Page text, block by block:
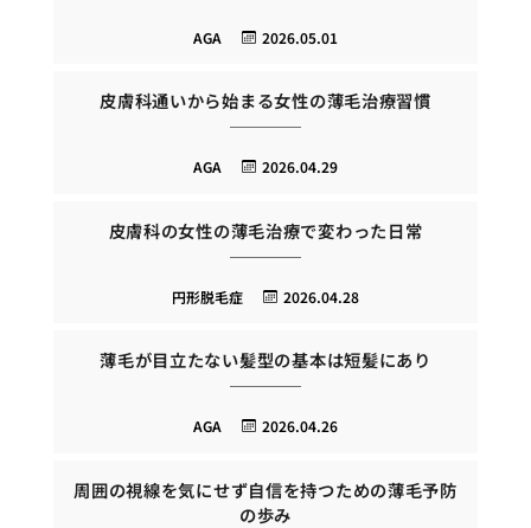
2026.05.01
AGA
皮膚科通いから始まる女性の薄毛治療習慣
2026.04.29
AGA
皮膚科の女性の薄毛治療で変わった日常
2026.04.28
円形脱毛症
薄毛が目立たない髪型の基本は短髪にあり
2026.04.26
AGA
周囲の視線を気にせず自信を持つための薄毛予防
の歩み